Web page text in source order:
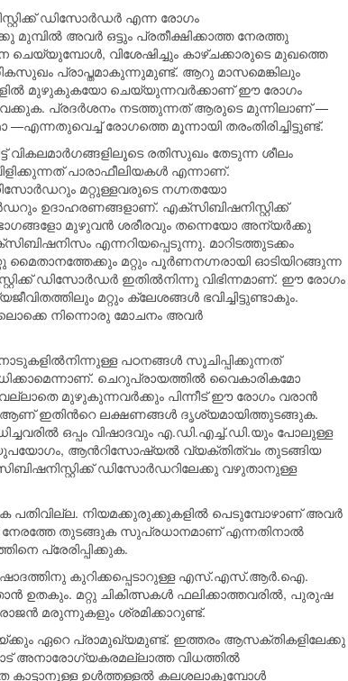
ഡിസോര്‍ഡര്‍ എന്ന രോഗം
മുമ്പില്‍ അവര്‍ ഒട്ടും പ്രതീക്ഷിക്കാത്ത നേരത്തു
വിശേഷിച്ചും കാഴ്ചക്കാരുടെ മുഖത്തെ
പ്രാപ്തമാകുന്നുമുണ്ട്. ആറു മാസമെങ്കിലും
മുഴുകുകയോ ചെയ്യുന്നവര്‍ക്കാണ് ഈ രോഗം
പ്രദര്‍ശനം നടത്തുന്നത് ആരുടെ മുന്നിലാണ് —
രോഗത്തെ മൂന്നായി തരംതിരിച്ചിട്ടുണ്ട്.
വികലമാര്‍ഗങ്ങളിലൂടെ രതിസുഖം തേടുന്ന ശീലം
പാരാഫീലിയകള്‍ എന്നാണ്.
മറ്റുള്ളവരുടെ നഗ്നതയോ
ഉദാഹരണങ്ങളാണ്. എക്സിബിഷനിസ്റ്റിക്ക്
മുഴുവന്‍ ശരീരവും തന്നെയോ അന്യര്‍ക്കു
എന്നറിയപ്പെടുന്നു. മാറിടത്തുടക്കം
മൈതാനത്തേക്കും മറ്റും പൂര്‍ണനഗ്നരായി ഓടിയിറങ്ങുന്ന
ഡിസോര്‍ഡര്‍ ഇതില്‍നിന്നു വിഭിന്നമാണ്. ഈ രോഗം
മറ്റും ക്ലേശങ്ങള്‍ ഭവിച്ചിട്ടുണ്ടാകും.
നിന്നൊരു മോചനം അവര്‍
പഠനങ്ങള്‍ സൂചിപ്പിക്കുന്നത്
ചെറുപ്രായത്തില്‍ വൈകാരികമോ
മുഴുകുന്നവര്‍ക്കും പിന്നീട് ഈ രോഗം വരാന്‍
ഇതിന്‍റെ ലക്ഷണങ്ങള്‍ ദൃശ്യമായിത്തുടങ്ങുക.
ഒപ്പം വിഷാദവും എ.ഡി.എച്ച്.ഡി.യും പോലുള്ള
ആന്‍റിസോഷ്യല്‍ വ്യക്തിത്വം തുടങ്ങിയ
ഡിസോര്‍ഡറിലേക്കു വഴുതാനുള്ള
നിയമക്കുരുക്കുകളില്‍ പെടുമ്പോഴാണ് അവര്‍
നേരത്തേ തുടങ്ങുക സുപ്രധാനമാണ്‌ എന്നതിനാല്‍
പ്രേരിപ്പിക്കുക.
കുറിക്കപ്പെടാറുള്ള എസ്.എസ്.ആര്‍.ഐ.
ഉതകും. മറ്റു ചികിത്സകള്‍ ഫലിക്കാത്തവരില്‍, പുരുഷ
മരുന്നുകളും ശ്രമിക്കാറുണ്ട്.
ഏറെ പ്രാമുഖ്യമുണ്ട്. ഇത്തരം ആസക്തികളിലേക്കു
അനാരോഗ്യകരമല്ലാത്ത വിധത്തില്‍
കാട്ടാനുള്ള ഉള്‍ത്തള്ളല്‍ കലശലാകുമ്പോള്‍